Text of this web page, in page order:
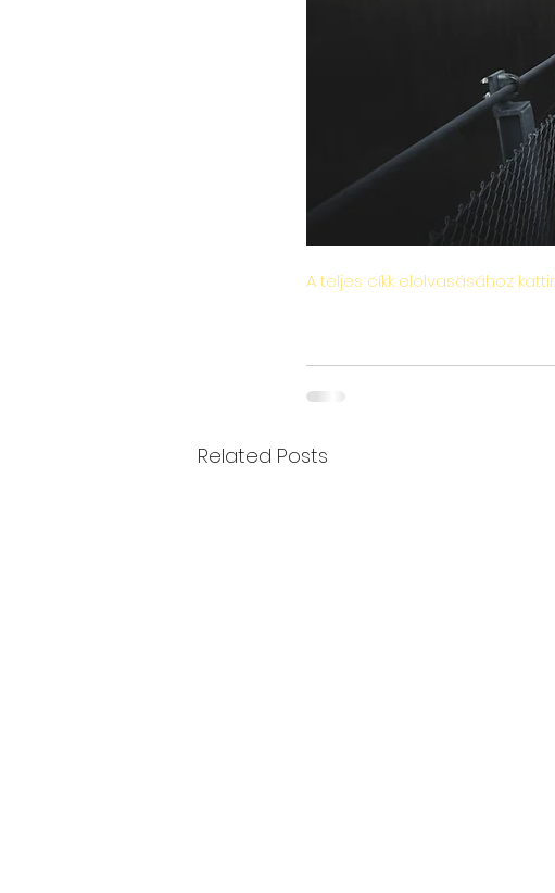
A teljes cíkk elolvasásához
Related Posts